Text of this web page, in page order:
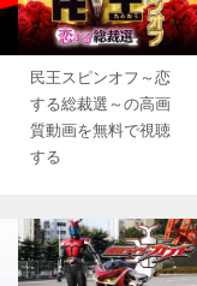
民王スピンオフ～恋
する総裁選～の高画
質動画を無料で視聴
する